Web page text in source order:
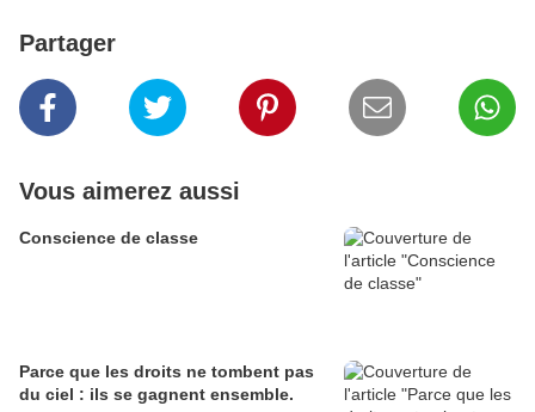
Partager
Vous aimerez aussi
Conscience de classe
Parce que les droits ne tombent pas
du ciel : ils se gagnent ensemble.